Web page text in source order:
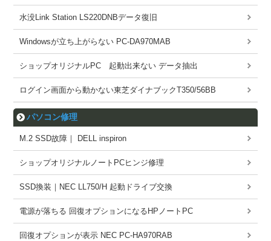
水没Link Station LS220DNBデータ復旧
Windowsが立ち上がらない PC-DA970MAB
ショップオリジナルPC 起動出来ない データ抽出
ログイン画面から動かない東芝ダイナブックT350/56BB
パソコン修理
M.2 SSD故障｜ DELL inspiron
ショップオリジナルノートPCヒンジ修理
SSD換装｜NEC LL750/H 起動ドライブ交換
電源が落ちる 回復オプションになるHPノートPC
回復オプションが表示 NEC PC-HA970RAB